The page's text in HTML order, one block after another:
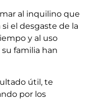
al inquilino que
el desgaste de la
y al uso
familia han
útil, te
por los